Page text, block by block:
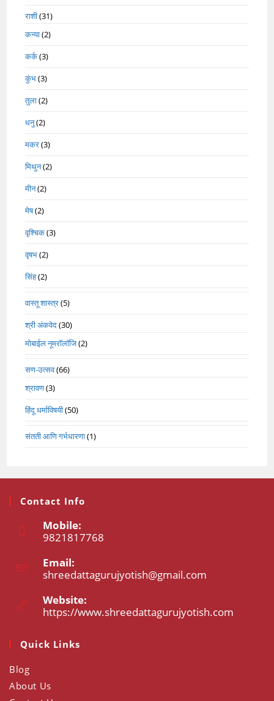
राशी(31)
कन्या(2)
कर्क(3)
कुंभ(3)
तुला(2)
धनु(2)
मकर(3)
मिथुन(2)
मीन(2)
मेष(2)
वृश्चिक(3)
वृषभ(2)
सिंह(2)
वास्तू शास्त्र(5)
श्री अंकवेद(30)
मोबाईल नूमरॉलॉजि(2)
सण-उत्सव(66)
श्रावण(3)
हिंदू धर्माविषयी(50)
संतती आणि गर्भधारणा(1)
Contact Info
Mobile:
9821817768
in
your
application
Email:
shreedattagurujyotish@gmail.com
Website:
https://www.shreedattagurujyotish.com
Quick Links
Blog
About Us